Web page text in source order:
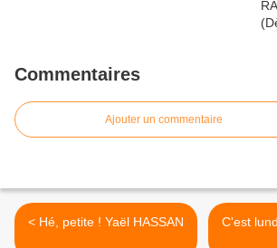
Commentaires
Ajouter un commentaire
< Hé, petite ! Yaël HASSAN
C'est